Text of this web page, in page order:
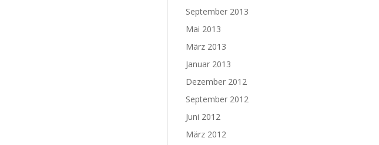
September 2013
Mai 2013
März 2013
Januar 2013
Dezember 2012
September 2012
Juni 2012
März 2012